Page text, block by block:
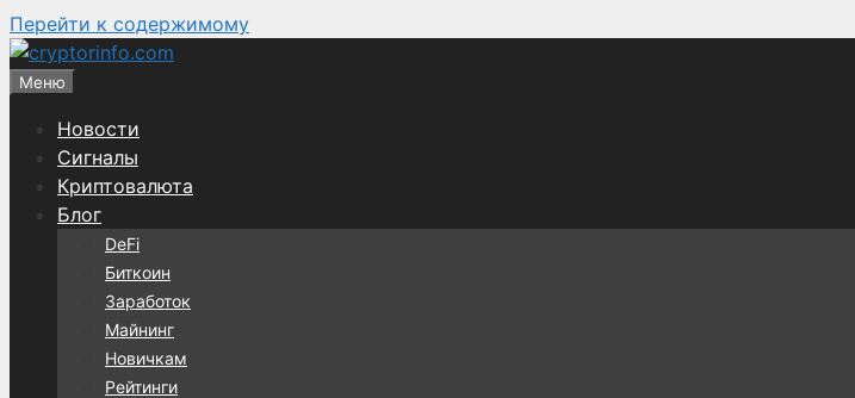
Перейти к содержимому
Меню
Новости
Сигналы
Криптовалюта
Блог
DeFi
Биткоин
Заработок
Майнинг
Новичкам
Рейтинги